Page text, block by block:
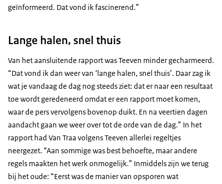
geïnformeerd. Dat vond ik fascinerend.”
Lange halen, snel thuis
Van het aansluitende rapport was Teeven minder gecharmeerd.
“Dat vond ik dan weer van ‘lange halen, snel thuis’. Daar zag ik
wat je vandaag de dag nog steeds ziet: dat er naar een resultaat
toe wordt geredeneerd omdat er een rapport moet komen,
waar de pers vervolgens bovenop duikt. En na veertien dagen
aandacht gaan we weer over tot de orde van de dag.” In het
rapport had Van Traa volgens Teeven allerlei regeltjes
neergezet. “Aan sommige was best behoefte, maar andere
regels maakten het werk onmogelijk.” Inmiddels zijn we terug
bij het oude: “Eerst was de manier van opsporen wat